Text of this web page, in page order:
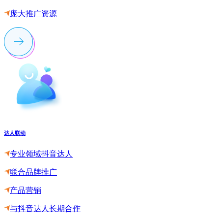
庞大推广资源
达人联动
专业领域抖音达人
联合品牌推广
产品营销
与抖音达人长期合作